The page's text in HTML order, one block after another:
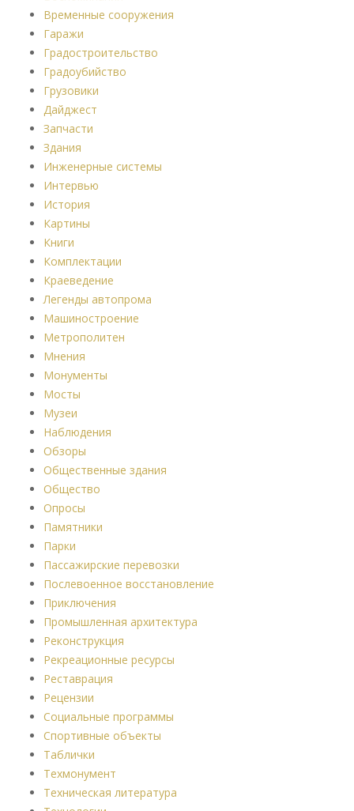
Временные сооружения
Гаражи
Градостроительство
Градоубийство
Грузовики
Дайджест
Запчасти
Здания
Инженерные системы
Интервью
История
Картины
Книги
Комплектации
Краеведение
Легенды автопрома
Машиностроение
Метрополитен
Мнения
Монументы
Мосты
Музеи
Наблюдения
Обзоры
Общественные здания
Общество
Опросы
Памятники
Парки
Пассажирские перевозки
Послевоенное восстановление
Приключения
Промышленная архитектура
Реконструкция
Рекреационные ресурсы
Реставрация
Рецензии
Социальные программы
Спортивные объекты
Таблички
Техмонумент
Техническая литература